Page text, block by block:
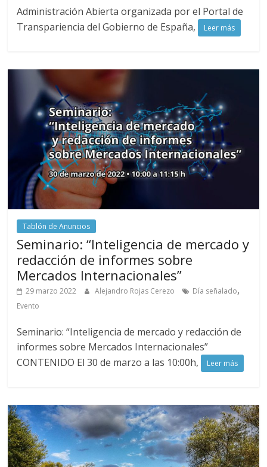
Ilustre
Colegio
Oficial
Administración Abierta organizada por el Portal de
Transpariencia del Gobierno de España,
Leer más
Tablón de Anuncios
Seminario: “Inteligencia de mercado y
redacción de informes sobre
Mercados Internacionales”
29 marzo 2022 Alejandro Rojas Cerezo Día señalado,
Evento
Seminario: “Inteligencia de mercado y redacción de
informes sobre Mercados Internacionales”
CONTENIDO El 30 de marzo a las 10:00h,
Leer más